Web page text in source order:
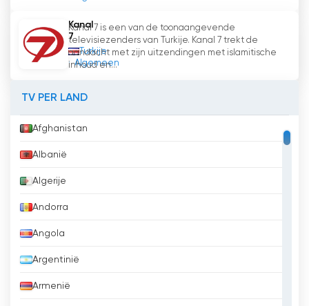
Kanal
7
Turkije
Algemeen
Kanal 7 is een van de toonaangevende
televisiezenders van Turkije. Kanal 7 trekt de
aandacht met zijn uitzendingen met islamitische
inhoud en...
TV PER LAND
Afghanistan
Albanië
Algerije
Andorra
Angola
Argentinië
Armenië